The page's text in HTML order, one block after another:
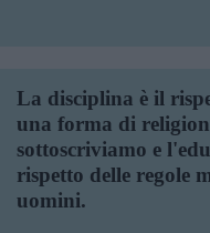
La disciplina è il
una forma di
sottoscriviamo e
rispetto delle regole
uomini.